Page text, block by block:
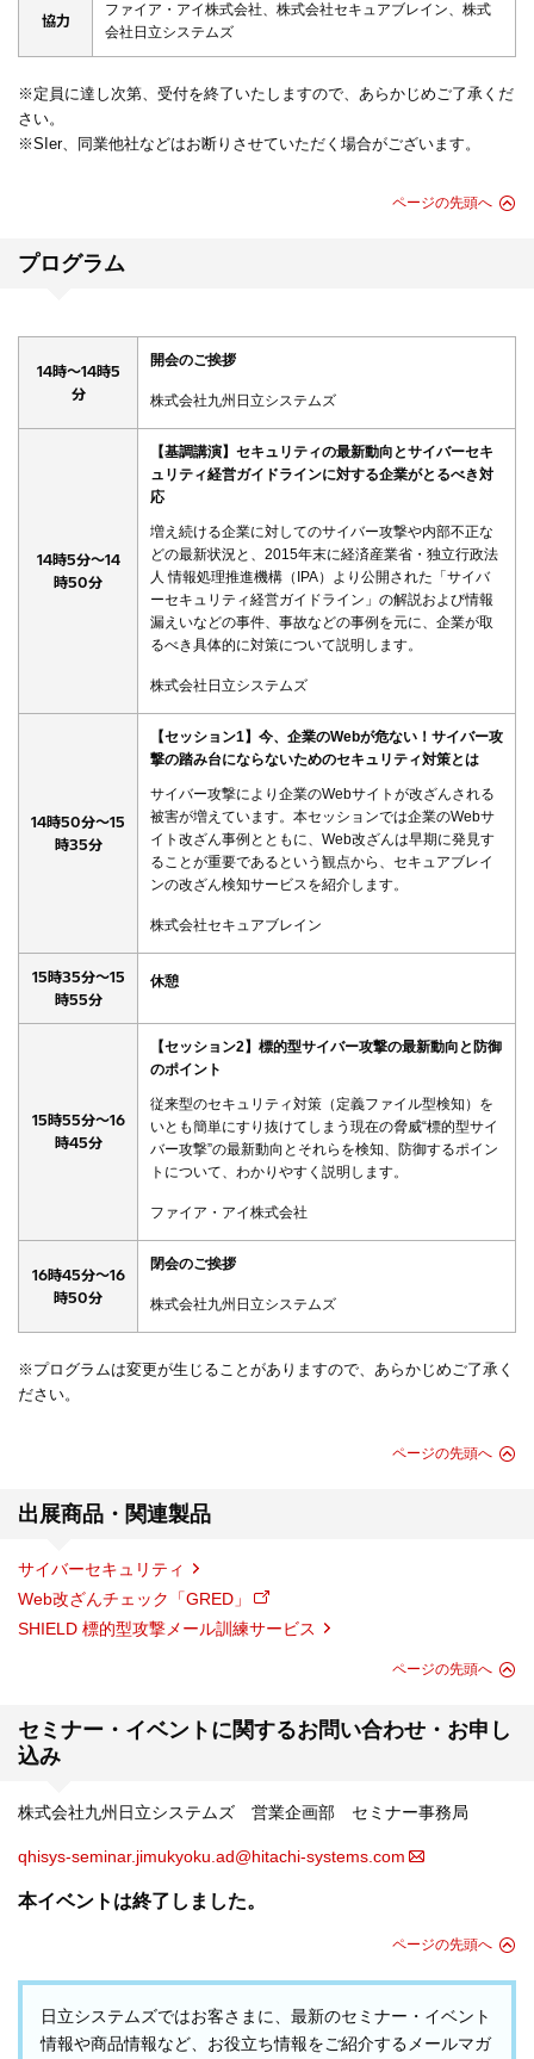
協力
ファイア・アイ株式会社、株式会社セキュアブレイン、株式
会社日立システムズ
※定員に達し次第、受付を終了いたしますので、あらかじめご了承くだ
さい。
※SIer、同業他社などはお断りさせていただく場合がございます。
ページの先頭へ
プログラム
14時～14時5
分
開会のご挨拶
株式会社九州日立システムズ
14時5分～14
時50分
【基調講演】セキュリティの最新動向とサイバーセキ
ュリティ経営ガイドラインに対する企業がとるべき対
応
増え続ける企業に対してのサイバー攻撃や内部不正な
どの最新状況と、2015年末に経済産業省・独立行政法
人 情報処理推進機構（IPA）より公開された「サイバ
ーセキュリティ経営ガイドライン」の解説および情報
漏えいなどの事件、事故などの事例を元に、企業が取
るべき具体的に対策について説明します。
株式会社日立システムズ
14時50分～15
時35分
【セッション1】今、企業のWebが危ない！サイバー攻
撃の踏み台にならないためのセキュリティ対策とは
サイバー攻撃により企業のWebサイトが改ざんされる
被害が増えています。本セッションでは企業のWebサ
イト改ざん事例とともに、Web改ざんは早期に発見す
ることが重要であるという観点から、セキュアブレイ
ンの改ざん検知サービスを紹介します。
株式会社セキュアブレイン
15時35分～15
時55分
休憩
15時55分～16
時45分
【セッション2】標的型サイバー攻撃の最新動向と防御
のポイント
従来型のセキュリティ対策（定義ファイル型検知）を
いとも簡単にすり抜けてしまう現在の脅威“標的型サイ
バー攻撃”の最新動向とそれらを検知、防御するポイン
トについて、わかりやすく説明します。
ファイア・アイ株式会社
16時45分～16
時50分
閉会のご挨拶
株式会社九州日立システムズ
※プログラムは変更が生じることがありますので、あらかじめご了承く
ださい。
ページの先頭へ
出展商品・関連製品
サイバーセキュリティ
Web改ざんチェック「GRED」
SHIELD 標的型攻撃メール訓練サービス
ページの先頭へ
セミナー・イベントに関するお問い合わせ・お申し
込み
株式会社九州日立システムズ 営業企画部 セミナー事務局
qhisys-seminar.jimukyoku.ad@hitachi-systems.com
本イベントは終了しました。
ページの先頭へ
日立システムズではお客さまに、最新のセミナー・イベント
情報や商品情報など、お役立ち情報をご紹介するメールマガ